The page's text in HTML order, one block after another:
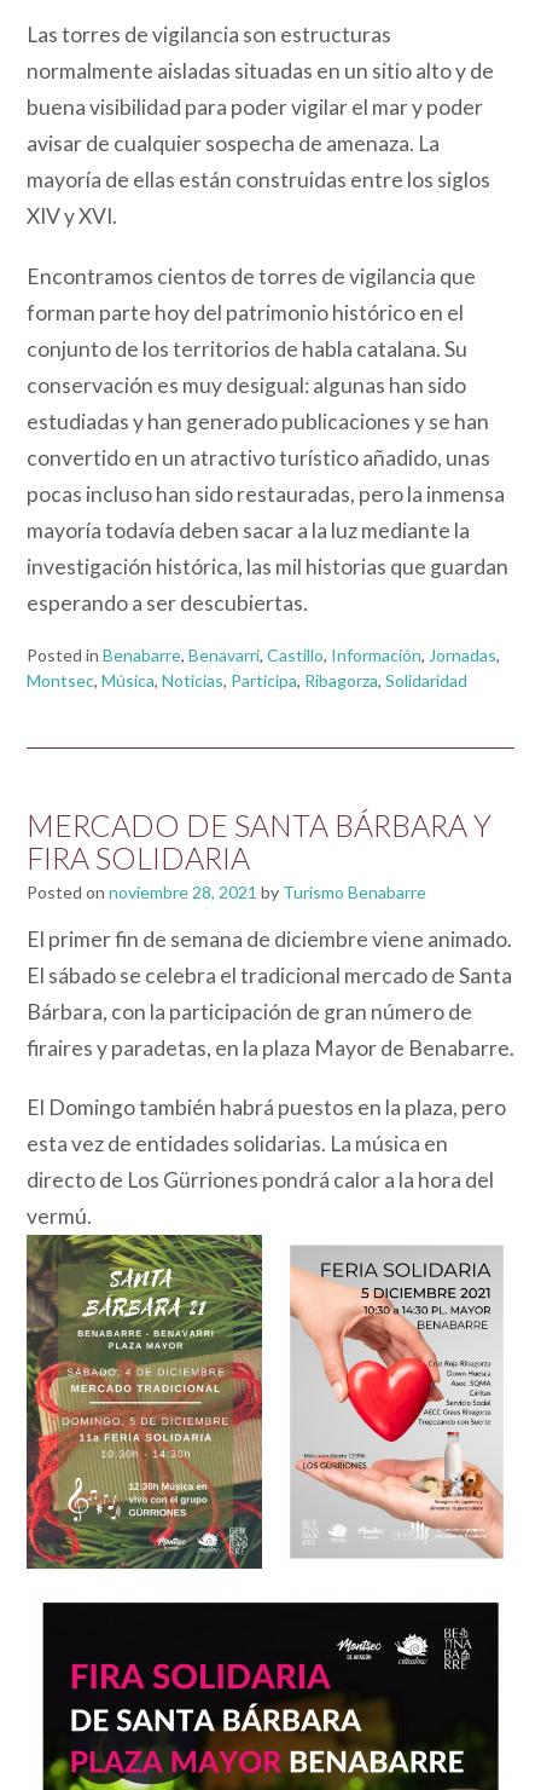
Las torres de vigilancia son estructuras
normalmente aisladas situadas en un sitio alto y de
buena visibilidad para poder vigilar el mar y poder
avisar de cualquier sospecha de amenaza. La
mayoría de ellas están construidas entre los siglos
XIV y XVI.
Encontramos cientos de torres de vigilancia que
forman parte hoy del patrimonio histórico en el
conjunto de los territorios de habla catalana. Su
conservación es muy desigual: algunas han sido
estudiadas y han generado publicaciones y se han
convertido en un atractivo turístico añadido, unas
pocas incluso han sido restauradas, pero la inmensa
mayoría todavía deben sacar a la luz mediante la
investigación histórica, las mil historias que guardan
esperando a ser descubiertas.
Posted in Benabarre, Benavarri, Castillo, Información, Jornadas,
Montsec, Música, Noticias, Participa, Ribagorza, Solidaridad
MERCADO DE SANTA BÁRBARA Y
FIRA SOLIDARIA
Posted on noviembre 28, 2021 by Turismo Benabarre
El primer fin de semana de diciembre viene animado.
El sábado se celebra el tradicional mercado de Santa
Bárbara, con la participación de gran número de
firaires y paradetas, en la plaza Mayor de Benabarre.
El Domingo también habrá puestos en la plaza, pero
esta vez de entidades solidarias. La música en
directo de Los Gürriones pondrá calor a la hora del
vermú.